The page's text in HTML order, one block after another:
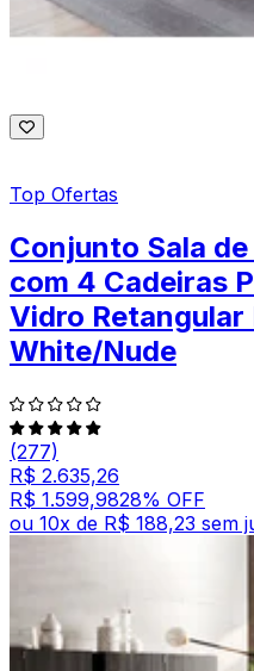
Top Ofertas
Conjunto Sala
com 4 Cadeiras
Vidro
White/Nude
(277)
R$ 2.635,26
R$ 1.599,9828% OFF
ou 10x de R$ 188,23 sem